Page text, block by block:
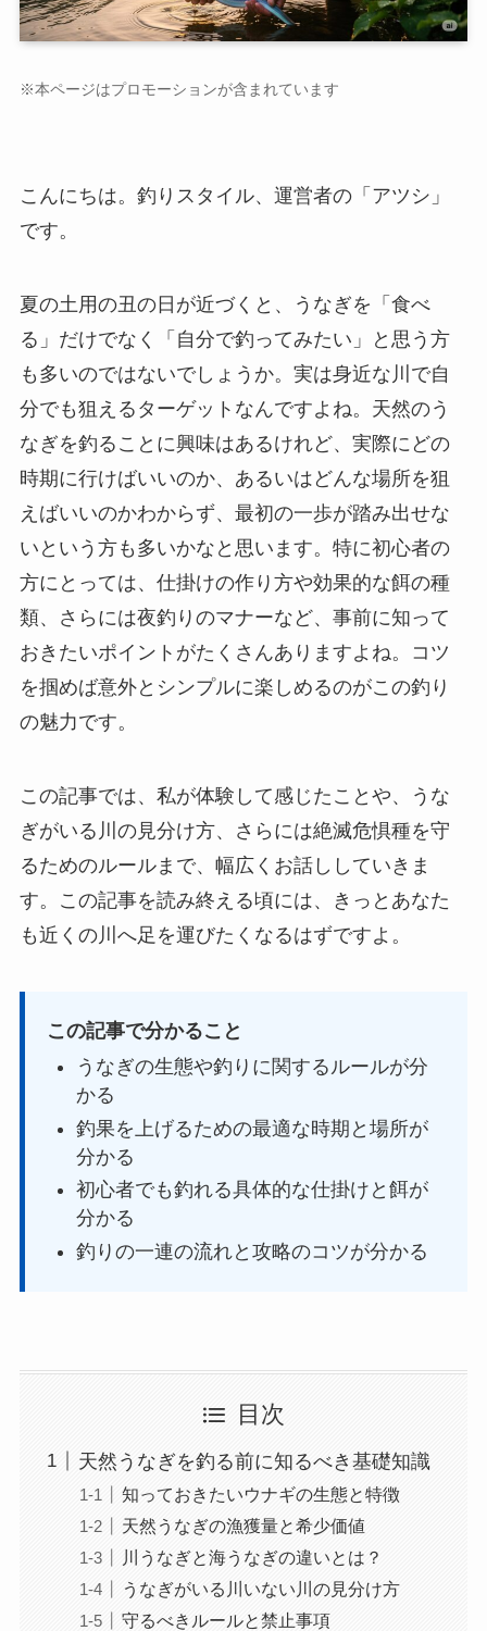
※本ページはプロモーションが含まれています
こんにちは。釣りスタイル、運営者の「アツシ」
です。
夏の土用の丑の日が近づくと、うなぎを「食べ
る」だけでなく「自分で釣ってみたい」と思う方
も多いのではないでしょうか。実は身近な川で自
分でも狙えるターゲットなんですよね。天然のう
なぎを釣ることに興味はあるけれど、実際にどの
時期に行けばいいのか、あるいはどんな場所を狙
えばいいのかわからず、最初の一歩が踏み出せな
いという方も多いかなと思います。特に初心者の
方にとっては、仕掛けの作り方や効果的な餌の種
類、さらには夜釣りのマナーなど、事前に知って
おきたいポイントがたくさんありますよね。コツ
を掴めば意外とシンプルに楽しめるのがこの釣り
の魅力です。
この記事では、私が体験して感じたことや、うな
ぎがいる川の見分け方、さらには絶滅危惧種を守
るためのルールまで、幅広くお話ししていきま
す。この記事を読み終える頃には、きっとあなた
も近くの川へ足を運びたくなるはずですよ。
この記事で分かること
うなぎの生態や釣りに関するルールが分
かる
釣果を上げるための最適な時期と場所が
分かる
初心者でも釣れる具体的な仕掛けと餌が
分かる
釣りの一連の流れと攻略のコツが分かる
目次
天然うなぎを釣る前に知るべき基礎知識
知っておきたいウナギの生態と特徴
天然うなぎの漁獲量と希少価値
川うなぎと海うなぎの違いとは？
うなぎがいる川いない川の見分け方
守るべきルールと禁止事項